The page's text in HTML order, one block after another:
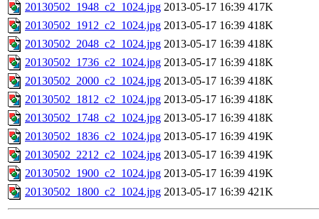
20130502_1948_c2_1024.jpg 2013-05-17 16:39 417K
20130502_1912_c2_1024.jpg 2013-05-17 16:39 418K
20130502_2048_c2_1024.jpg 2013-05-17 16:39 418K
20130502_1736_c2_1024.jpg 2013-05-17 16:39 418K
20130502_2000_c2_1024.jpg 2013-05-17 16:39 418K
20130502_1812_c2_1024.jpg 2013-05-17 16:39 418K
20130502_1748_c2_1024.jpg 2013-05-17 16:39 418K
20130502_1836_c2_1024.jpg 2013-05-17 16:39 419K
20130502_2212_c2_1024.jpg 2013-05-17 16:39 419K
20130502_1900_c2_1024.jpg 2013-05-17 16:39 419K
20130502_1800_c2_1024.jpg 2013-05-17 16:39 421K